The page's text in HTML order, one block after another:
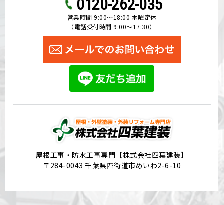
0120-262-035
営業時間 9:00〜18:00 木曜定休
（電話受付時間 9:00〜17:30）
屋根工事・防水工事専門【株式会社四葉建装】
〒284-0043 千葉県四街道市めいわ2-6-10